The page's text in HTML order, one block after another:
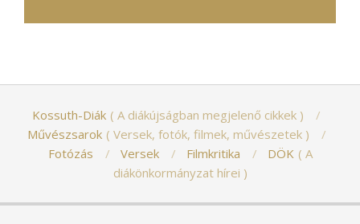
Kossuth-Diák
A diákújságban megjelenő cikkek
Művészsarok
Versek, fotók, filmek, művészetek
Fotózás
Versek Filmkritika DÖK
A
diákönkormányzat hírei